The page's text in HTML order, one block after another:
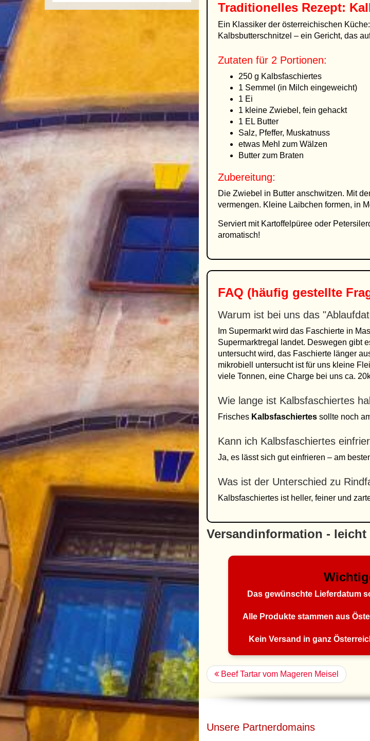
Traditionelles Rezept:
Ein Klassiker der österreichischen Küche:
Kalbsbutterschnitzel – ein Gericht, das
Zutaten für 2 Portionen:
250 g Kalbsfaschiertes
1 Semmel (in Milch eingeweicht)
1 Ei
1 kleine Zwiebel, fein gehackt
1 EL Butter
Salz, Pfeffer, Muskatnuss
etwas Mehl zum Wälzen
Butter zum Braten
Zubereitung:
Die Zwiebel in Butter anschwitzen. Mit
vermengen. Kleine Laibchen formen, in
Serviert mit Kartoffelpüree oder
aromatisch!
FAQ (häufig gestellte
Warum ist bei uns das
Im Supermarkt wird das Faschierte in
Supermarktregal landet. Deswegen gibt
untersucht wird, das Faschierte länger
mikrobiell untersucht ist für uns kleine
viele Tonnen, eine Charge bei uns ca.
Wie lange ist Kalbsfaschiertes
Frisches Kalbsfaschiertes sollte noch
Kann ich Kalbsfaschiertes
Ja, es lässt sich gut einfrieren – am
Was ist der Unterschied zu
Kalbsfaschiertes ist heller, feiner und
Versandinformation -
Das gewünschte Lieferdatum
Alle Produkte stammen aus
Kein Versand in ganz
Beef Tartar vom Mageren Meisel
Unsere Partnerdomains